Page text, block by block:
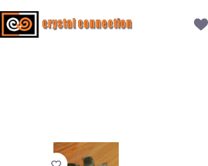
naar
de